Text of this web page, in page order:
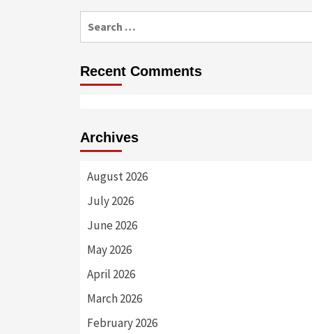
for:
Recent Comments
Archives
August 2026
July 2026
June 2026
May 2026
April 2026
March 2026
February 2026